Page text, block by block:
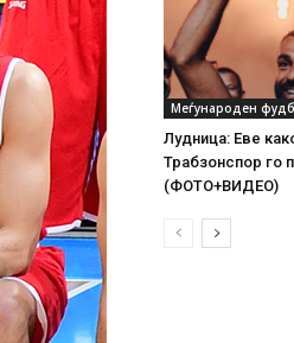
Меѓународен
Лудница: Еве
Трабзонспор го
(ФОТО+ВИДЕО)